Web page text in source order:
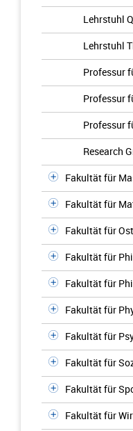
Lehrstuhl
Lehrstuhl
Professur
Professur
Professur
Research
Fakultät für
Fakultät für
Fakultät für
Fakultät für
Fakultät für
Fakultät für
Fakultät für
Fakultät für
Fakultät für
Fakultät für